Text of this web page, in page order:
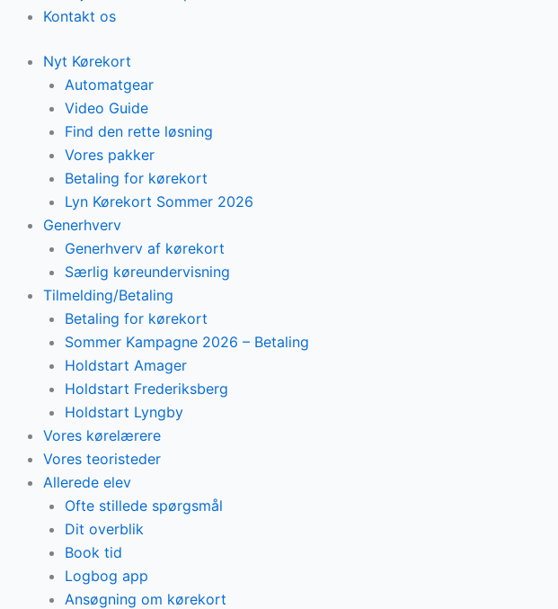
Kontakt os
Nyt Kørekort
Automatgear
Video Guide
Find den rette løsning
Vores pakker
Betaling for kørekort
Lyn Kørekort Sommer 2026
Generhverv
Generhverv af kørekort
Særlig køreundervisning
Tilmelding/Betaling
Betaling for kørekort
Sommer Kampagne 2026 – Betaling
Holdstart Amager
Holdstart Frederiksberg
Holdstart Lyngby
Vores kørelærere
Vores teoristeder
Allerede elev
Ofte stillede spørgsmål
Dit overblik
Book tid
Logbog app
Ansøgning om kørekort